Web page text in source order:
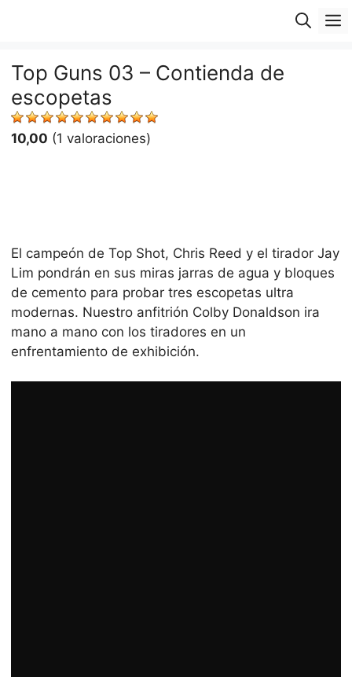
Top Guns 03 – Contienda de
escopetas
10,00 (1 valoraciones)
El campeón de Top Shot, Chris Reed y el tirador Jay
Lim pondrán en sus miras jarras de agua y bloques
de cemento para probar tres escopetas ultra
modernas. Nuestro anfitrión Colby Donaldson ira
mano a mano con los tiradores en un
enfrentamiento de exhibición.